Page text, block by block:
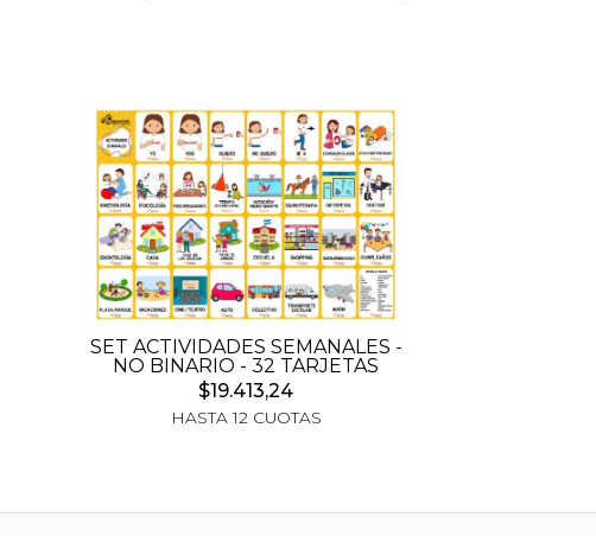
SET ACTIVIDADES SEMANALES -
NO BINARIO - 32 TARJETAS
$19.413,24
HASTA 12 CUOTAS